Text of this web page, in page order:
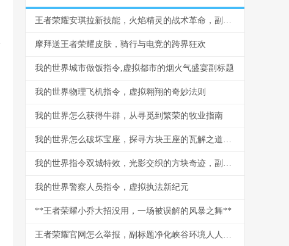
王者荣耀安琪拉新技能，火焰精灵的战术革命，副标题，从爆发法师到战略核心的蜕变
摩拜送王者荣耀皮肤，骑行与电竞的跨界狂欢
我的世界城市做饭指令,虚拟都市的烟火气盛宴副标题
我的世界物理飞机指令，虚拟翱翔的奇妙法则
我的世界怎么获得牛群，从寻觅到繁荣的牧业指南
我的世界怎么破坏宝座，探寻方块王座的瓦解之道，副标题，方块王权崩塌的技艺与哲思
我的世界指令双城特效，光影交织的方块奇迹，副标题，指令魔法构建的视觉史诗
我的世界警察人员指令，虚拟执法新纪元
**王者荣耀小乔大招没用，一场被误解的风暴之舞**
王者荣耀官网怎么举报，副标题净化峡谷环境人人有责